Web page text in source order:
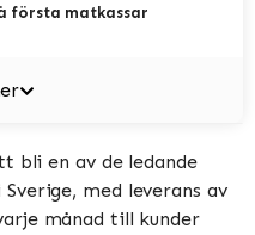
första matkassar
bli en av de ledande
med leverans av
månad till kunder